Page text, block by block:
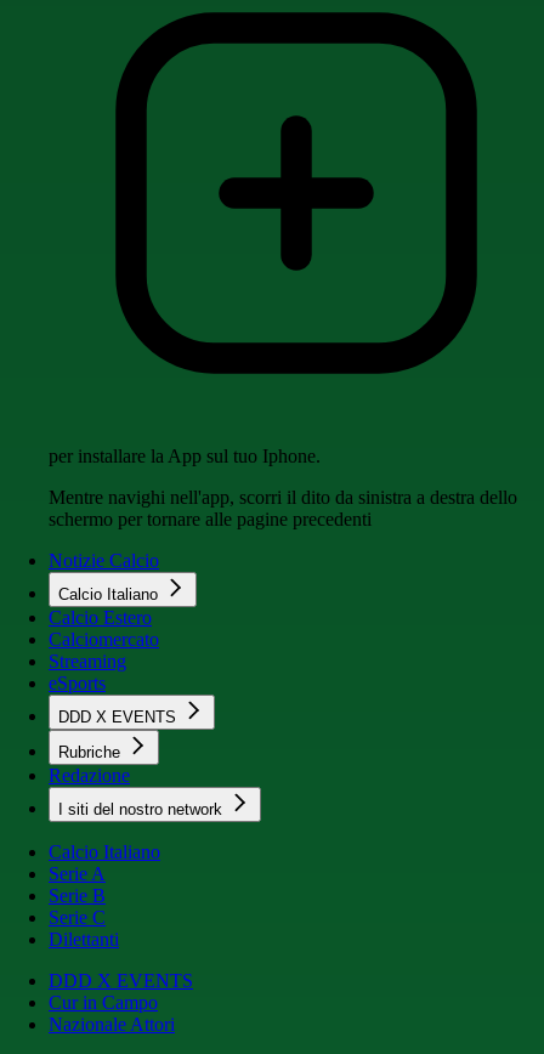
per installare la App sul tuo Iphone.
Mentre navighi nell'app, scorri il dito da sinistra a destra dello
schermo per tornare alle pagine precedenti
Notizie Calcio
Calcio Italiano
Calcio Estero
Calciomercato
Streaming
eSports
DDD X EVENTS
Rubriche
Redazione
I siti del nostro network
Calcio Italiano
Serie A
Serie B
Serie C
Dilettanti
DDD X EVENTS
Cur in Campo
Nazionale Attori